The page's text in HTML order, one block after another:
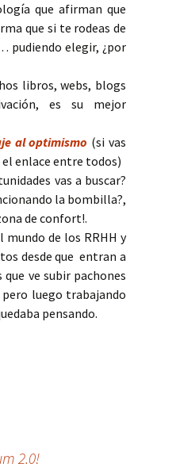
que afirman que
que si te rodeas de
pudiendo elegir, ¿por
libros, webs, blogs
es su mejor
al optimismo (si vas
enlace entre todos)
vas a buscar?
la bombilla?,
de confort!.
de los RRHH y
desde que entran a
ve subir pachones
luego trabajando
pensando.
2.0!